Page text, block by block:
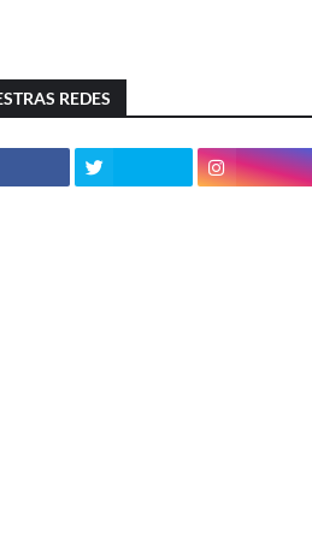
REDES